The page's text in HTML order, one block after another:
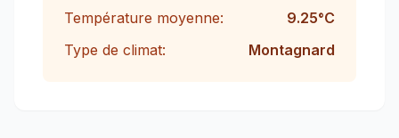
Température moyenne:
9.25°C
Type de climat:
Montagnard